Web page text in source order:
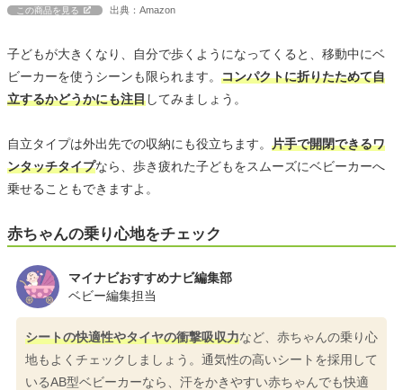
この商品を見る 出典：Amazon
子どもが大きくなり、自分で歩くようになってくると、移動中にベ
ビーカーを使うシーンも限られます。 コンパクトに折りたためて自
立するかどうかにも注目してみましょう。
自立タイプは外出先での収納にも役立ちます。 片手で開閉できるワ
ンタッチタイプなら、歩き疲れた子どもをスムーズにベビーカーへ
乗せることもできますよ。
赤ちゃんの乗り心地をチェック
マイナビおすすめナビ編集部
ベビー編集担当
シートの快適性やタイヤの衝撃吸収力など、赤ちゃんの乗り心
地もよくチェックしましょう。通気性の高いシートを採用して
いるAB型ベビーカーなら、汗をかきやすい赤ちゃんでも快適